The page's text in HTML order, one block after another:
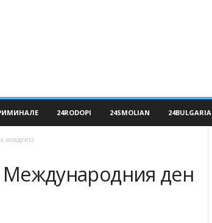
24RODOPI 24SMOLIAN 24BULGARIA
младежта
ден